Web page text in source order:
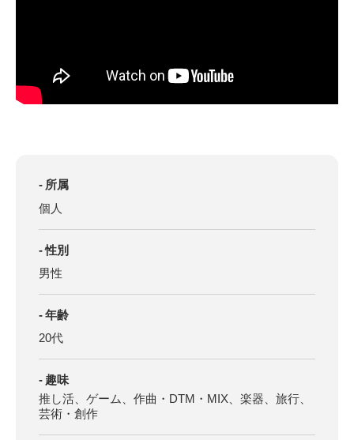
所属
個人
性別
男性
年齢
20代
趣味
推し活、ゲーム、作曲・DTM・MIX、楽器、旅行、
芸術・創作